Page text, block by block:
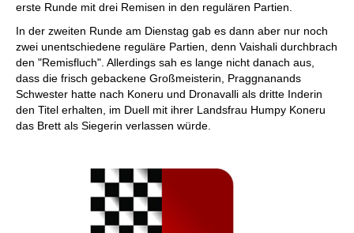
erste Runde mit drei Remisen in den regulären Partien.
In der zweiten Runde am Dienstag gab es dann aber nur noch
zwei unentschiedene reguläre Partien, denn Vaishali durchbrach
den "Remisfluch". Allerdings sah es lange nicht danach aus,
dass die frisch gebackene Großmeisterin, Praggnanands
Schwester hatte nach Koneru und Dronavalli als dritte Inderin
den Titel erhalten, im Duell mit ihrer Landsfrau Humpy Koneru
das Brett als Siegerin verlassen würde.